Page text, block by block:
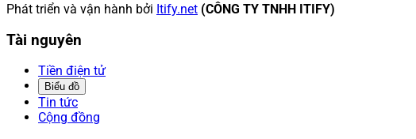
Phát triển và vận hành bởi Itify.net (CÔNG TY TNHH ITIFY)
Tài nguyên
Tiền điện tử
Biểu đồ
Tin tức
Cộng đồng